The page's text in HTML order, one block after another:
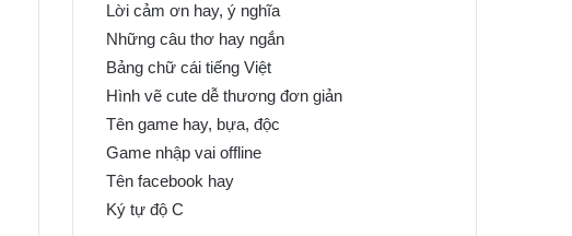
Lời cảm ơn hay, ý nghĩa
Những câu thơ hay ngắn
Bảng chữ cái tiếng Việt
Hình vẽ cute dễ thương đơn giản
Tên game hay, bựa, độc
Game nhập vai offline
Tên facebook hay
Ký tự độ C